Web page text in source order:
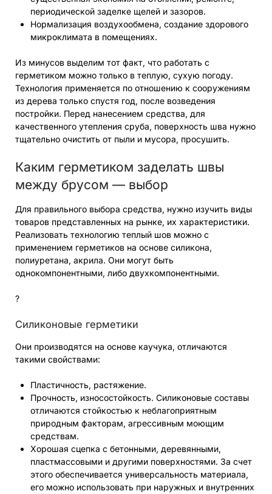
периодической заделке щелей и зазоров.
Нормализация воздухообмена, создание здорового
микроклимата в помещениях.
Из минусов выделим тот факт, что работать с
герметиком можно только в теплую, сухую погоду.
Технология применяется по отношению к сооружениям
из дерева только спустя год, после возведения
постройки. Перед нанесением средства, для
качественного утепления сруба, поверхность шва нужно
тщательно очистить от пыли и мусора, просушить.
Каким герметиком заделать швы
между брусом — выбор
Для правильного выбора средства, нужно изучить виды
товаров представленных на рынке, их характеристики.
Реализовать технологию теплый шов можно с
применением герметиков на основе силикона,
полиуретана, акрила. Они могут быть
однокомпонентными, либо двухкомпонентными.
?
Силиконовые герметики
Они производятся на основе каучука, отличаются
такими свойствами:
Пластичность, растяжение.
Прочность, износостойкость. Силиконовые составы
отличаются стойкостью к неблагоприятным
природным факторам, агрессивным моющим
средствам.
Хорошая сцепка с бетонными, деревянными,
пластмассовыми и другими поверхностями. За счет
этого обеспечивается универсальность материала,
его можно использовать при наружных и внутренних